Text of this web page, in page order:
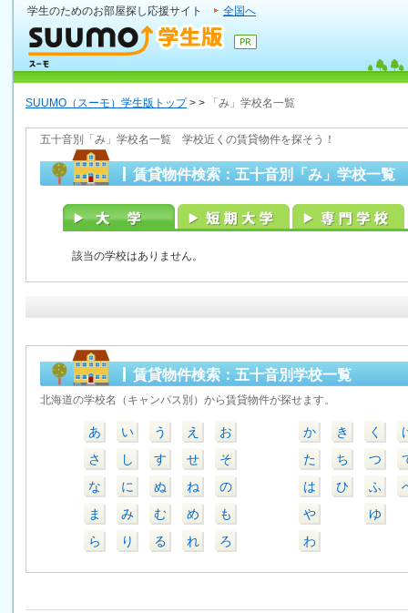
学生のためのお部屋探し応援サイト 全国へ
SUUMO（スーモ）学生版トップ> > 「み」学校名一覧
五十音別「み」学校名一覧 学校近くの賃貸物件を探そう！
賃貸物件検索：五十音別「み」学校一覧
該当の学校はありません。
賃貸物件検索：五十音別学校一覧
北海道の学校名（キャンパス別）から賃貸物件が探せます。
あ い う え
お
さ
し す せ
そ
な
に ぬ ね
の
ま
み む め
も
ら
り る れ ろ
か き く
た
ち つ
は
ひ ふ
や
ゆ
わ